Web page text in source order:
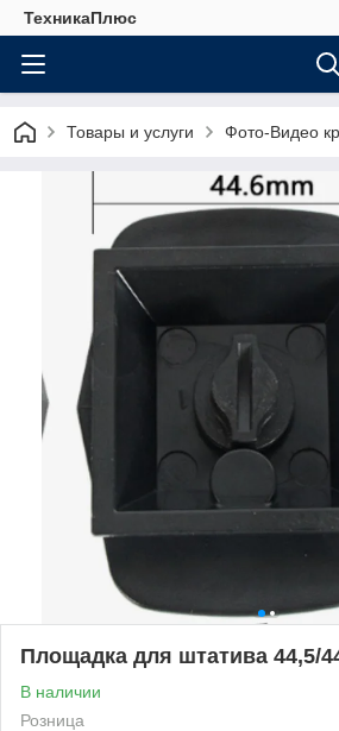
ТехникаПлюс
Товары и услуги Фото-Видео
Площадка для штатива 44,5/
В наличии
Розница